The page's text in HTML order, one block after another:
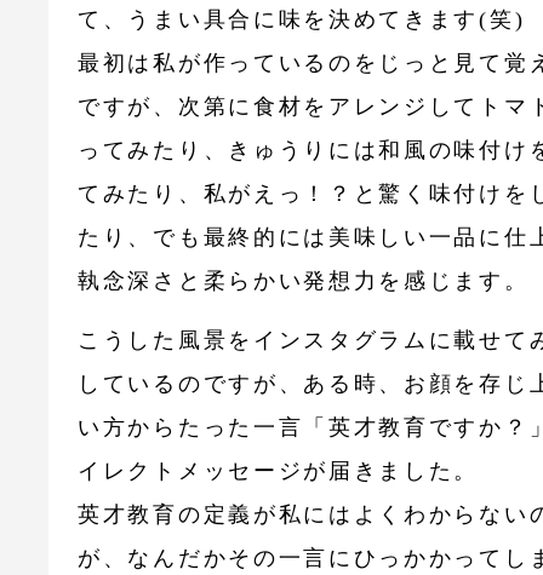
て、うまい具合に味を決めてきます(笑)
最初は私が作っているのをじっと見て覚
ですが、次第に食材をアレンジしてトマ
ってみたり、きゅうりには和風の味付け
てみたり、私がえっ！？と驚く味付けを
たり、でも最終的には美味しい一品に仕
執念深さと柔らかい発想力を感じます。
こうした風景をインスタグラムに載せて
しているのですが、ある時、お顔を存じ
い方からたった一言「英才教育ですか？
イレクトメッセージが届きました。
英才教育の定義が私にはよくわからない
が、なんだかその一言にひっかかってし